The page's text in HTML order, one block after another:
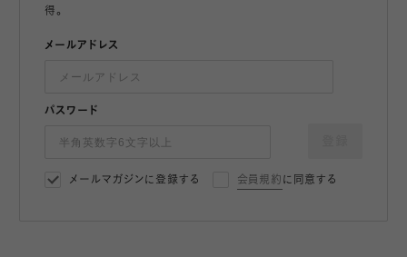
得。
メールアドレス
パスワード
メールマガジンに登録する 会員規約 に同意する